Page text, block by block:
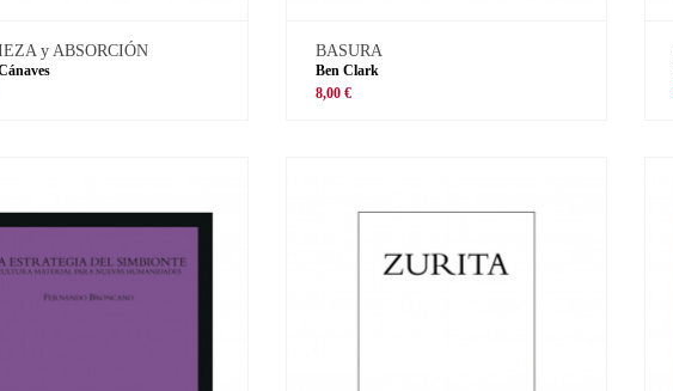
y ABSORCIÓN BASURA
Ben Clark
8,00 €